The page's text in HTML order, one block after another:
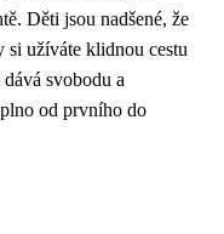
Děti jsou nadšené, že
si užíváte klidnou cestu
svobodu a
od prvního do